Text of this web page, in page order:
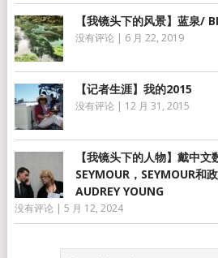
【我镜头下的风景】蓝泉/
没有评论 | 6 月 22, 2019
【记者生涯】我的2015
没有评论 | 12 月 31, 2015
【我镜头下的人物】戴中
SEYMOUR，SEYMOUR和
AUDREY YOUNG
没有评论 | 5 月 12, 2024